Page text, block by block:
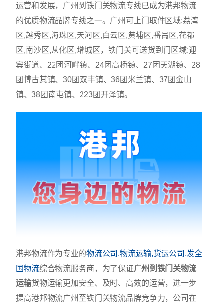
运营和发展，广州到铁门关物流专线已成为港邦物流
的优质物流品牌专线之一。广州可上门取件区域:荔湾
区,越秀区,海珠区,天河区,白云区,黄埔区,番禺区,花都
区,南沙区,从化区,增城区，铁门关可送货到门区域:迎
宾街道、22团河畔镇、24团高桥镇、27团天湖镇、28
团博古其镇、30团双丰镇、36团米兰镇、37团金山
镇、38团南屯镇、223团开泽镇。
港邦物流作为专业的物流公司,物流运输,货运公司,发全
国物流综合物流服务商，为了保证广州到铁门关物流
运输货物运输更加安全、及时、高效的运营，进一步
提高港邦物流广州至铁门关物流品牌竞争力，公司在